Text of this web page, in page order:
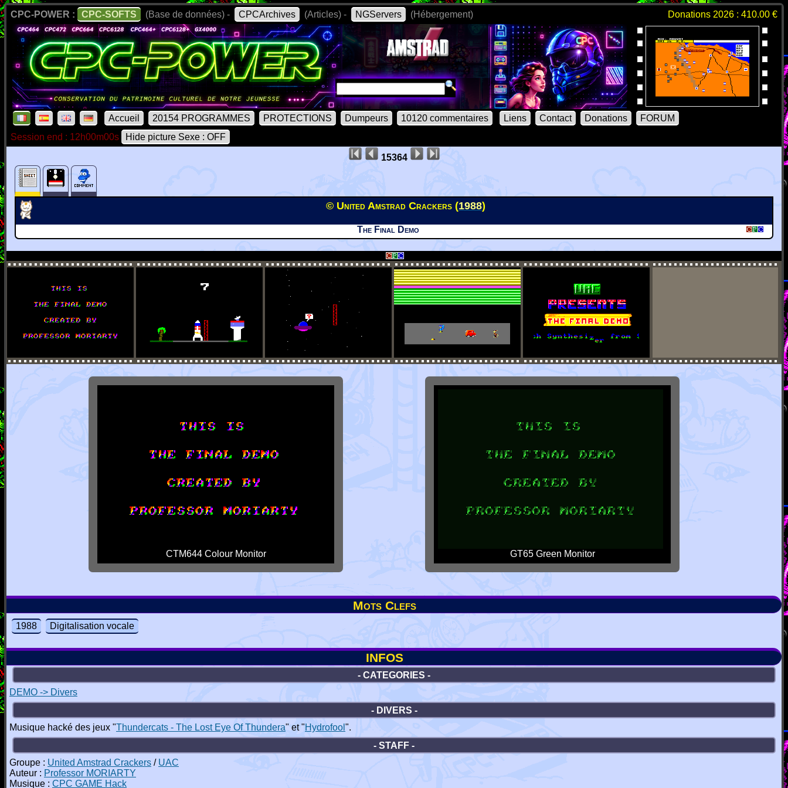
CPC-POWER : CPC-SOFTS (Base de données) - CPCArchives (Articles) - NGServers (Hébergement) Donations 2026 : 410.00 €
Accueil 20154 PROGRAMMES PROTECTIONS Dumpeurs 10120 commentaires Liens Contact Donations
FORUM
Session end : 12h00m00s
Hide picture Sexe : OFF
15364
© United Amstrad Crackers (1988)
The Final Demo
CTM644 Colour Monitor GT65 Green Monitor
Mots Clefs
1988 Digitalisation vocale
INFOS
- CATEGORIES -
DEMO -> Divers
- DIVERS -
Musique hacké des jeux "Thundercats - The Lost Eye Of Thundera" et "Hydrofool ".
- STAFF -
Groupe : United Amstrad Crackers / UAC
Auteur : Professor MORIARTY
Musique : CPC GAME Hack